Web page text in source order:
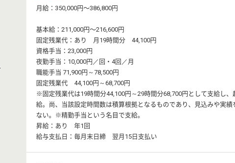
月給：350,000円〜386,800円
基本給：211,000円〜216,600円
固定残業代：あり 月19時間分 44,100円
資格手当：23,000円
夜勤手当：10,000円／回・4回／月
職能手当 71,900円～78,500円
固定残業代 44,100円～68,700円
※固定残業代は19時間分44,100円～29時間分68,700円として支給し、
給。尚、当該設定時間数は積算根拠となるものであり、見込みや実績
ない。※精勤手当という名目で支給。
昇給：あり 年1回
給与支払日：毎月末日締 翌月15日支払い